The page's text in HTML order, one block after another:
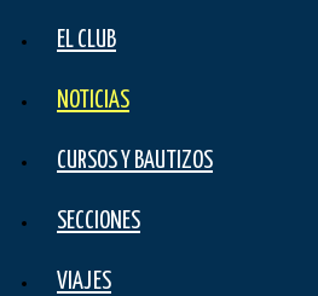
EL CLUB
NOTICIAS
CURSOS Y BAUTIZOS
SECCIONES
VIAJES